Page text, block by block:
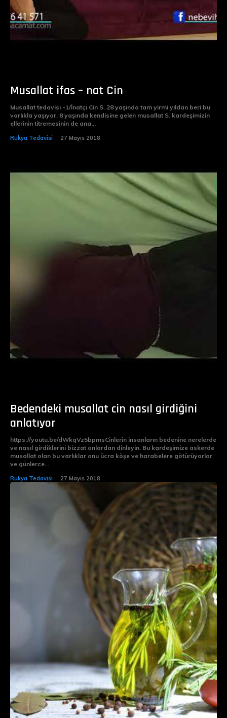
Musallat ifas – nat Cin
Musallat tedavisi -1/İnatçı Cin S. 28 yaşında tam yirmi yıldan beri bu
varlıkla yaşıyor. 8 yaşında kendisine gelen musallat S. kardeşimizin
ellerinin titremesinin de ana...
Rukya Tedavisi 27 Mayıs 2018
Bedendeki musallat cin nasıl girdiğini
anlatıyor
https://youtu.be/dWkqVz5bpmsCinlerin insanların bedenine nerelerde
ve nasıl girdiklerini bizzat onlardan dinleyin. Bu kardeşimize askerde
musallat olan bu varlıklar onu ücra köşe ve harabelere götürüyorlar
ve günlerce...
Rukya Tedavisi 27 Mayıs 2018